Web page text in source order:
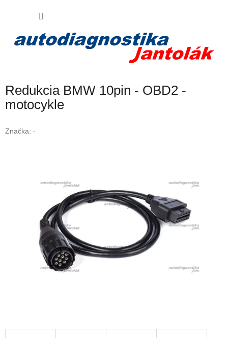
Redukcia BMW 10pin - OBD2 -
motocykle
Značka: -
Virtuálny AI asistent